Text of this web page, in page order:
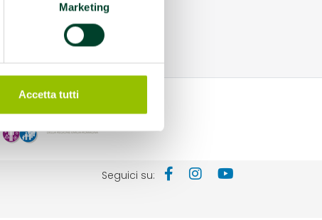
Marketing
Accetta tutti
Seguici su: